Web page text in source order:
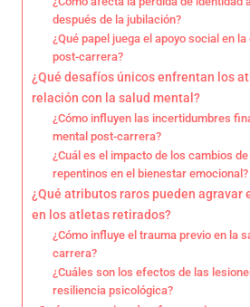
después de la jubilación?
¿Qué papel juega el apoyo social en
post-carrera?
¿Qué desafíos únicos enfrentan los
relación con la salud mental?
¿Cómo influyen las incertidumbres
mental post-carrera?
¿Cuál es el impacto de los cambios
repentinos en el bienestar emocional?
¿Qué atributos raros pueden agravar
en los atletas retirados?
¿Cómo influye el trauma previo en la
carrera?
¿Cuáles son los efectos de las
resiliencia psicológica?